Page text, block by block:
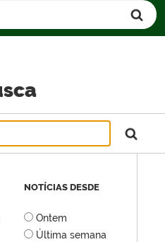
NOTÍCIAS DESDE
Ontem
Última semana